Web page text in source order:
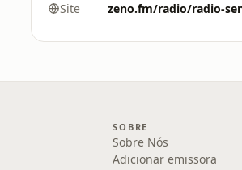
Site zeno.fm/radio/radio-
SOBRE
Sobre Nós
Adicionar emissora